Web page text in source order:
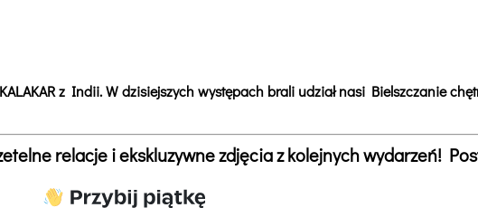
z Indii. W dzisiejszych występach brali udział nasi Bielszczanie
relacje i ekskluzywne zdjęcia z kolejnych wydarzeń!